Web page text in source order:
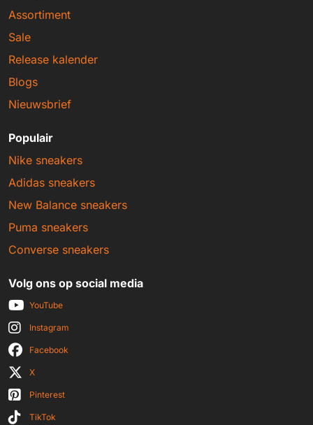
Assortiment
Sale
Release kalender
Blogs
Nieuwsbrief
Populair
Nike sneakers
Adidas sneakers
New Balance sneakers
Puma sneakers
Converse sneakers
Volg ons op social media
YouTube
Instagram
Facebook
X
Pinterest
TikTok